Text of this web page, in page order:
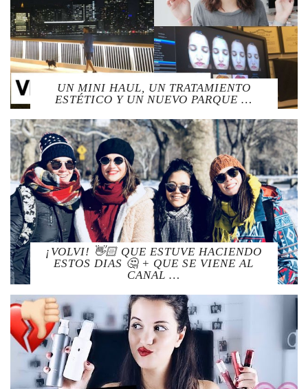
UN MINI HAUL, UN TRATAMIENTO
ESTÉTICO Y UN NUEVO PARQUE …
¡VOLVI! 👋🏻 QUE ESTUVE HACIENDO
ESTOS DIAS 🤔 + QUE SE VIENE AL
CANAL …